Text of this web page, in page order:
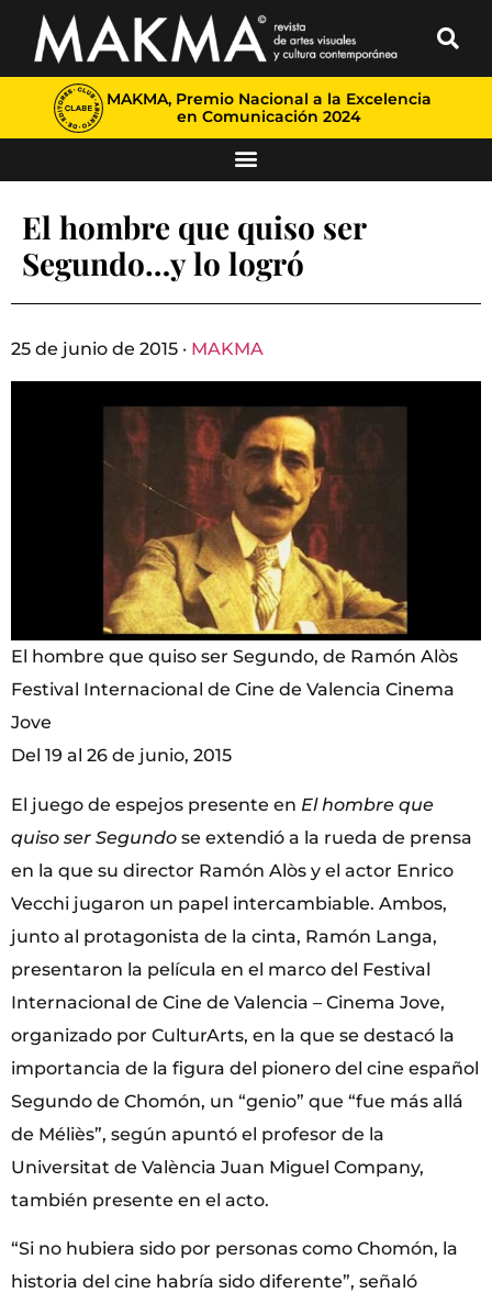
MAKMA, Premio Nacional a la Excelencia
en Comunicación 2024
El hombre que quiso ser
Segundo…y lo logró
25 de junio de 2015 · MAKMA
El hombre que quiso ser Segundo, de Ramón Alòs
Festival Internacional de Cine de Valencia Cinema
Jove
Del 19 al 26 de junio, 2015
El juego de espejos presente en El hombre que
quiso ser Segundo se extendió a la rueda de prensa
en la que su director Ramón Alòs y el actor Enrico
Vecchi jugaron un papel intercambiable. Ambos,
junto al protagonista de la cinta, Ramón Langa,
presentaron la película en el marco del Festival
Internacional de Cine de Valencia – Cinema Jove,
organizado por CulturArts, en la que se destacó la
importancia de la figura del pionero del cine español
Segundo de Chomón, un “genio” que “fue más allá
de Méliès”, según apuntó el profesor de la
Universitat de València Juan Miguel Company,
también presente en el acto.
“Si no hubiera sido por personas como Chomón, la
historia del cine habría sido diferente”, señaló